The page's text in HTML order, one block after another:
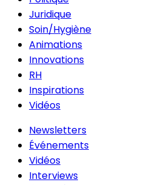
Juridique
Soin/Hygiène
Animations
Innovations
RH
Inspirations
Vidéos
Newsletters
Événements
Vidéos
Interviews